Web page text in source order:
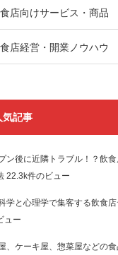
店向けサービス・商品
店経営・開業ノウハウ
気記事
ン後に近隣トラブル！？飲
22.3k件のビュー
学と心理学で集客する飲食
ュー
、ケーキ屋、惣菜屋などの